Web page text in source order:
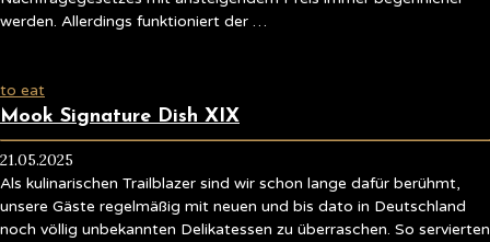
werden. Allerdings funktioniert der …
to eat
Mook Signature Dish XIX
21.05.2025
Als kulinarischen Trailblazer sind wir schon lange dafür berühmt,
unsere Gäste regelmäßig mit neuen und bis dato in Deutschland
noch völlig unbekannten Delikatessen zu überraschen. So servierten